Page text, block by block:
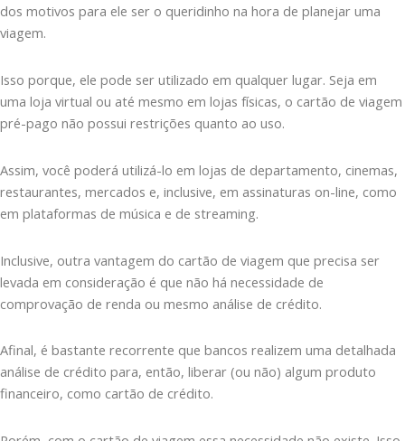
dos motivos para ele ser o queridinho na hora de planejar uma
viagem.
Isso porque, ele pode ser utilizado em qualquer lugar. Seja em
uma loja virtual ou até mesmo em lojas físicas, o cartão de viagem
pré-pago não possui restrições quanto ao uso.
Assim, você poderá utilizá-lo em lojas de departamento, cinemas,
restaurantes, mercados e, inclusive, em assinaturas on-line, como
em plataformas de música e de streaming.
Inclusive, outra vantagem do cartão de viagem que precisa ser
levada em consideração é que não há necessidade de
comprovação de renda ou mesmo análise de crédito.
Afinal, é bastante recorrente que bancos realizem uma detalhada
análise de crédito para, então, liberar (ou não) algum produto
financeiro, como cartão de crédito.